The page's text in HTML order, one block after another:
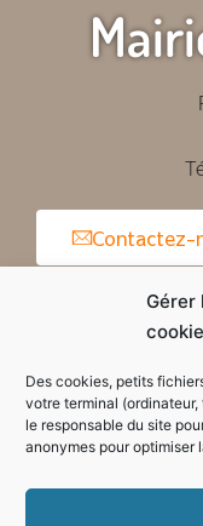
Gérer
Des cookies, petits
votre terminal
le responsable du site
anonymes pour optimiser
Contactez-
Horaires